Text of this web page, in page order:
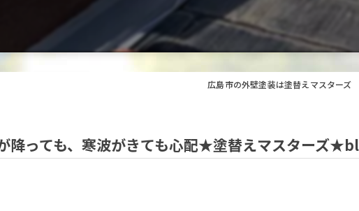
広島市の外壁塗装は塗替えマスターズ
降っても、寒波がきても心配★塗替えマスターズ